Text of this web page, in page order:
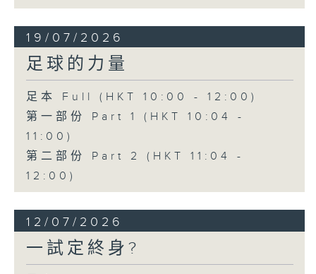
19/07/2026
足球的力量
足本 Full (HKT 10:00 - 12:00)
第一部份 Part 1 (HKT 10:04 -
11:00)
第二部份 Part 2 (HKT 11:04 -
12:00)
12/07/2026
一試定終身?